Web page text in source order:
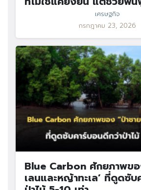
for:
เศรษฐกิจ
กรกฎาคม 23, 2026
Blue Carbon ศักยภาพขอ
เลนและหญ้าทะเล’ ที่ดูดซั